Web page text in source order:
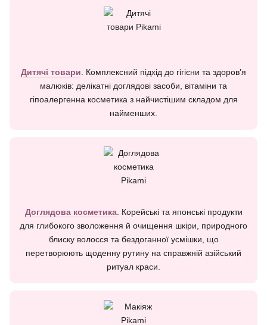
Дитячі товари . Комплексний підхід до гігієни та здоров’я
малюків: делікатні доглядові засоби, вітаміни та
гіпоалергенна косметика з найчистішим складом для
найменших.
Доглядова косметика. Корейські та японські продукти
для глибокого зволоження й очищення шкіри, природного
блиску волосся та бездоганної усмішки, що
перетворюють щоденну рутину на справжній азійський
ритуал краси.